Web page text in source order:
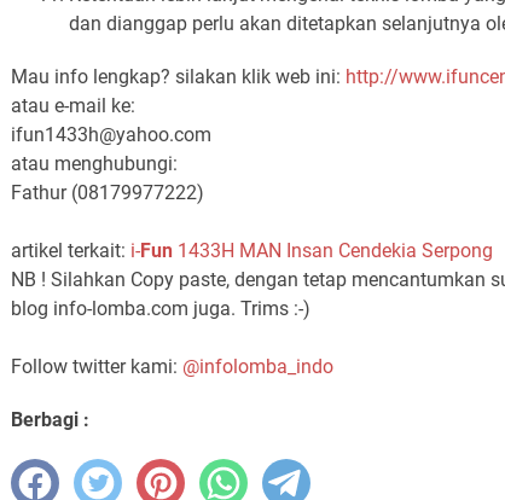
dan dianggap perlu akan ditetapkan selanjutnya
Mau info lengkap? silakan klik web ini: http://
atau e-mail ke:
ifun1433h@yahoo.com
atau menghubungi:
Fathur (08179977222)
artikel terkait: i-Fun 1433H MAN Insan Cendekia Serpong
NB ! Silahkan Copy paste, dengan tetap mencantumkan
blog info-lomba.com juga. Trims :-)
Follow twitter kami: @infolomba_indo
Berbagi :